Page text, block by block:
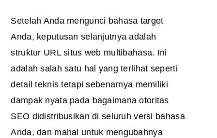
Setelah Anda mengunci bahasa target
Anda, keputusan selanjutnya adalah
struktur URL situs web multibahasa. Ini
adalah salah satu hal yang terlihat seperti
detail teknis tetapi sebenarnya memiliki
dampak nyata pada bagaimana otoritas
SEO didistribusikan di seluruh versi bahasa
Anda, dan mahal untuk mengubahnya